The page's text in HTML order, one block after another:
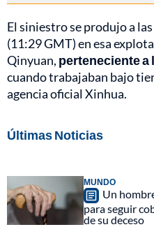
El siniestro se produjo a
(11:29 GMT) en esa
Qinyuan, perteneciente a
cuando trabajaban bajo
agencia oficial Xinhua.
Últimas Noticias
MUNDO
Un
para seguir
de su deceso